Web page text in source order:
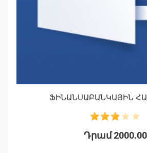
ՖԻՆԱՆՍԱԲԱՆԿԱՅԻՆ
Դրամ 2000.00